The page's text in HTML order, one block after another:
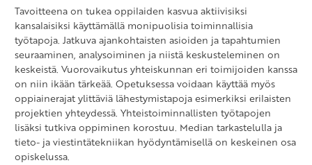
Tavoitteena on tukea oppilaiden kasvua aktiivisiksi
kansalaisiksi käyttämällä monipuolisia toiminnallisia
työtapoja. Jatkuva ajankohtaisten asioiden ja tapahtumien
seuraaminen, analysoiminen ja niistä keskusteleminen on
keskeistä. Vuorovaikutus yhteiskunnan eri toimijoiden kanssa
on niin ikään tärkeää. Opetuksessa voidaan käyttää myös
oppiainerajat ylittäviä lähestymistapoja esimerkiksi erilaisten
projektien yhteydessä. Yhteistoiminnallisten työtapojen
lisäksi tutkiva oppiminen korostuu. Median tarkastelulla ja
tieto- ja viestintätekniikan hyödyntämisellä on keskeinen osa
opiskelussa.